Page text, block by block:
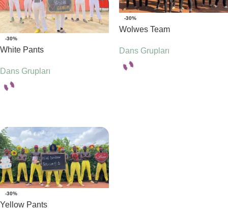
-30%
White Pants
Dans Grupları
-30%
Wolwes Team
Dans Grupları
-30%
Yellow Pants